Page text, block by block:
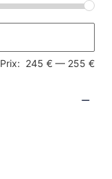
Prix: 245 € — 255 €